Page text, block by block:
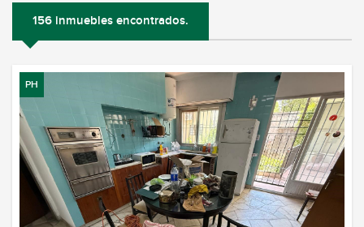
156 inmuebles encontrados.
PH